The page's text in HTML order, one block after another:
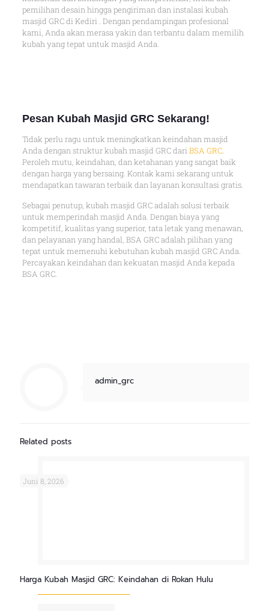
pemilihan desain hingga pengiriman dan instalasi kubah
masjid GRC di Kediri . Dengan pendampingan profesional
kami, Anda akan merasa yakin dan terbantu dalam memilih
kubah yang tepat untuk masjid Anda.
Pesan Kubah Masjid GRC Sekarang!
Tidak perlu ragu untuk meningkatkan keindahan masjid
Anda dengan struktur kubah masjid GRC dari BSA GRC.
Peroleh mutu, keindahan, dan ketahanan yang sangat baik
dengan harga yang bersaing. Kontak kami sekarang untuk
mendapatkan tawaran terbaik dan layanan konsultasi gratis.
Sebagai penutup, kubah masjid GRC adalah solusi terbaik
untuk memperindah masjid Anda. Dengan biaya yang
kompetitif, kualitas yang superior, tata letak yang menawan,
dan pelayanan yang handal, BSA GRC adalah pilihan yang
tepat untuk memenuhi kebutuhan kubah masjid GRC Anda.
Percayakan keindahan dan kekuatan masjid Anda kepada
BSA GRC.
admin_grc
Related posts
Juni 8, 2026
Harga Kubah Masjid GRC: Keindahan di Rokan Hulu